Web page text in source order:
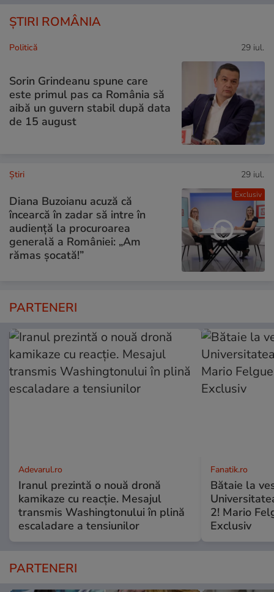
ȘTIRI ROMÂNIA
Politică 29 iul.
Sorin Grindeanu spune care
este primul pas ca România să
aibă un guvern stabil după data
de 15 august
Exclusiv
Ştiri 29 iul.
Diana Buzoianu acuză că
încearcă în zadar să intre în
audiență la procuroarea
generală a României: „Am
rămas șocată!”
PARTENERI
Adevarul.ro
Iranul prezintă o nouă dronă
kamikaze cu reacție. Mesajul
transmis Washingtonului în plină
escaladare a tensiunilor
Fanatik.ro
Bătaie la
2! Mario
Exclusiv
PARTENERI